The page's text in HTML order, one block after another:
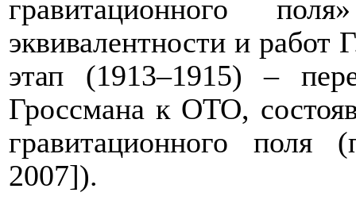
гравитационного
эквивалентности и
этап (1913–1915) –
Гроссмана к ОТО,
гравитационного поля
2007]).